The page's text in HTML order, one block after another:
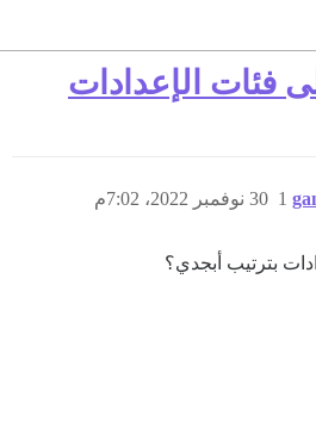
فئات الإعدادات
30 نوفمبر 2022، 7:02م 1
بترتيب أبجدي؟